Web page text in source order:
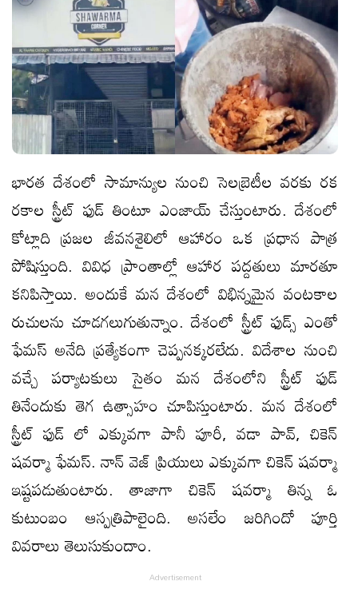
భారత దేశంలో సామాన్యుల నుంచి సెలబ్రెటీల వరకు రక
రకాల స్ట్రీట్ ఫుడ్ తింటూ ఎంజాయ్ చేస్తుంటారు. దేశంలో
కోట్లాది ప్రజల జీవనశైలిలో ఆహారం ఒక ప్రధాన పాత్ర
పోషిస్తుంది. వివిధ ప్రాంతాల్లో ఆహార పద్దతులు మారతూ
కనిపిస్తాయి. అందుకే మన దేశంలో విభిన్నమైన వంటకాల
రుచులను చూడగలుగుతున్నాం. దేశంలో స్ట్రీట్ ఫుడ్స్ ఎంతో
ఫేమస్ అనేది ప్రత్యేకంగా చెప్పనక్కరలేదు. విదేశాల నుంచి
వచ్చే పర్యాటకులు సైతం మన దేశంలోని స్ట్రీట్ ఫుడ్
తినేందుకు తెగ ఉత్సాహం చూపిస్తుంటారు. మన దేశంలో
స్ట్రీట్ ఫుడ్ లో ఎక్కువగా పానీ పూరీ, వడా పావ్, చికెన్
షవర్మా ఫేమస్. నాన్ వెజ్ ప్రియులు ఎక్కువగా చికెన్ షవర్మా
ఇష్టపడుతుంటారు. తాజాగా చికెన్ షవర్మా తిన్న ఓ
కుటుంబం ఆస్పత్రిపాలైంది. అసలేం జరిగిందో పూర్తి
వివరాలు తెలుసుకుందాం.